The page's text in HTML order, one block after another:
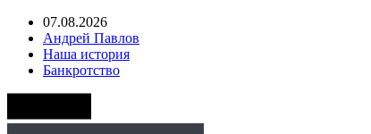
07.08.2026
Андрей Павлов
Наша история
Банкротство